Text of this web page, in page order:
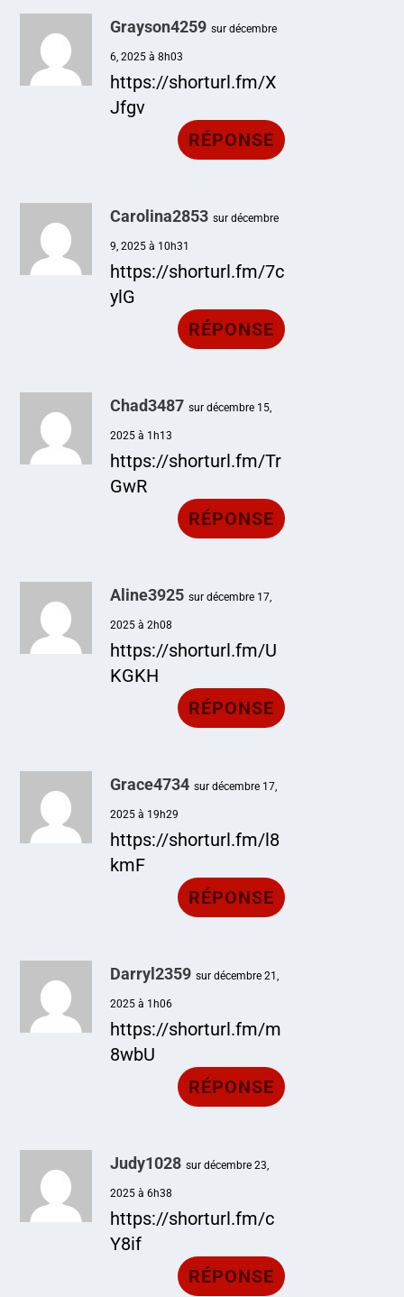
Grayson4259 sur décembre
6, 2025 à 8h03
https://shorturl.fm/X
Jfgv
RÉPONSE
Carolina2853 sur décembre
9, 2025 à 10h31
https://shorturl.fm/7c
ylG
RÉPONSE
Chad3487 sur décembre 15,
2025 à 1h13
https://shorturl.fm/Tr
GwR
RÉPONSE
Aline3925 sur décembre 17,
2025 à 2h08
https://shorturl.fm/U
KGKH
RÉPONSE
Grace4734 sur décembre 17,
2025 à 19h29
https://shorturl.fm/l8
kmF
RÉPONSE
Darryl2359 sur décembre 21,
2025 à 1h06
https://shorturl.fm/m
8wbU
RÉPONSE
Judy1028 sur décembre 23,
2025 à 6h38
https://shorturl.fm/c
Y8if
RÉPONSE